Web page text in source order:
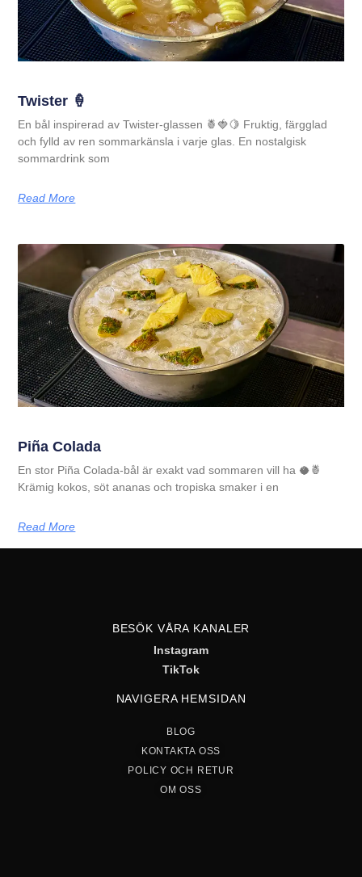
Twister 🍦
En bål inspirerad av Twister-glassen 🍍🍓🍋 Fruktig, färgglad
och fylld av ren sommarkänsla i varje glas. En nostalgisk
sommardrink som
Read More
Piña Colada
En stor Piña Colada-bål är exakt vad sommaren vill ha 🥥🍍
Krämig kokos, söt ananas och tropiska smaker i en
Read More
BESÖK VÅRA KANALER
Instagram
TikTok
NAVIGERA HEMSIDAN
BLOG
KONTAKTA OSS
POLICY OCH RETUR
OM OSS